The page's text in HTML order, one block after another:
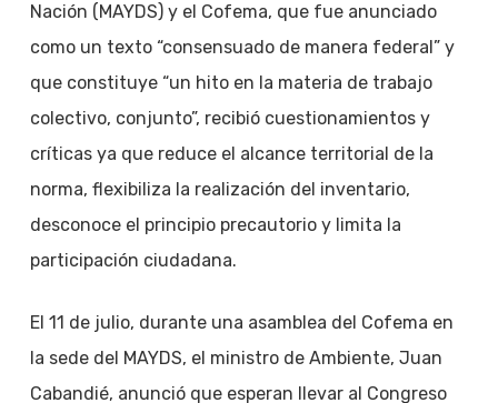
Nación (MAYDS) y el Cofema, que fue anunciado
como un texto “consensuado de manera federal” y
que constituye “un hito en la materia de trabajo
colectivo, conjunto”, recibió cuestionamientos y
críticas ya que reduce el alcance territorial de la
norma, flexibiliza la realización del inventario,
desconoce el principio precautorio y limita la
participación ciudadana.
El 11 de julio, durante una asamblea del Cofema en
la sede del MAYDS, el ministro de Ambiente, Juan
Cabandié, anunció que esperan llevar al Congreso